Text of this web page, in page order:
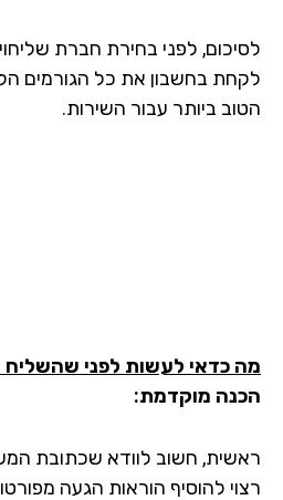
לסיכום, לפני בחירת חברת
לקחת בחשבון את כל הגורמים
הטוב ביותר עבור השירות.
מה כדאי לעשות לפני שהשליח
הכנה מוקדמת:
ראשית, חשוב לוודא שכתובת
רצוי להוסיף הוראות הגעה